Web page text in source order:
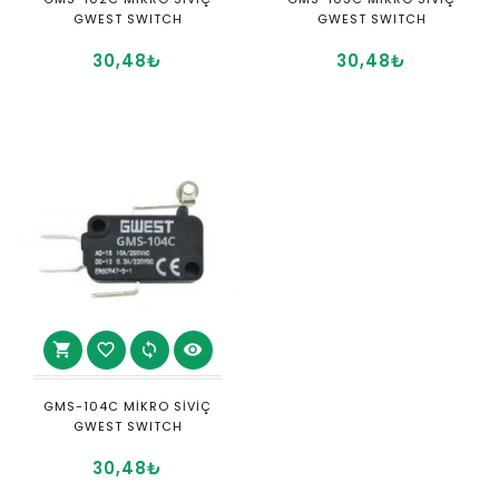
GWEST SWITCH
30,48₺
GWEST SWITCH
30,48₺
shopping_cart favorite_border sync visibility
GMS-104C MİKRO SİVİÇ
GWEST SWITCH
30,48₺